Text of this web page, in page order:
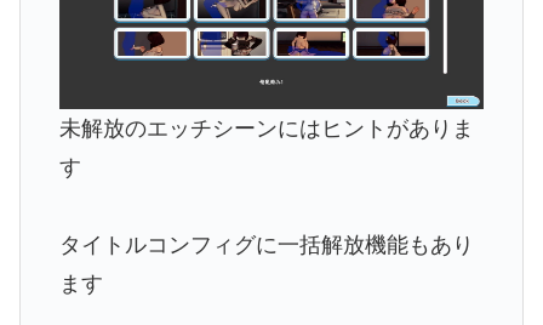
未解放のエッチシーンにはヒントがありま
す
タイトルコンフィグに一括解放機能もあり
ます